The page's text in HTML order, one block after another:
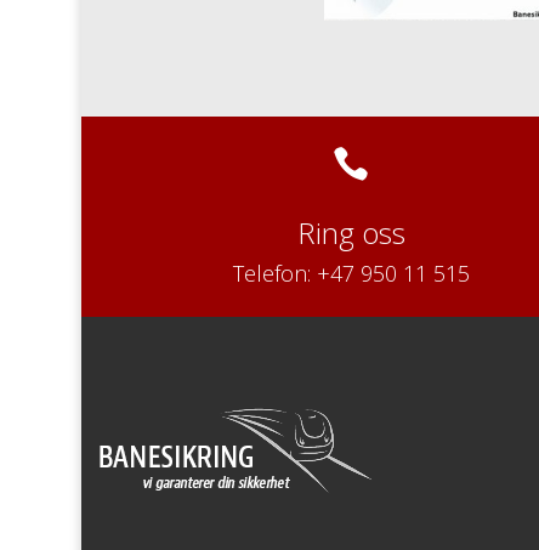

Ring oss
Telefon: +47 950 11 515